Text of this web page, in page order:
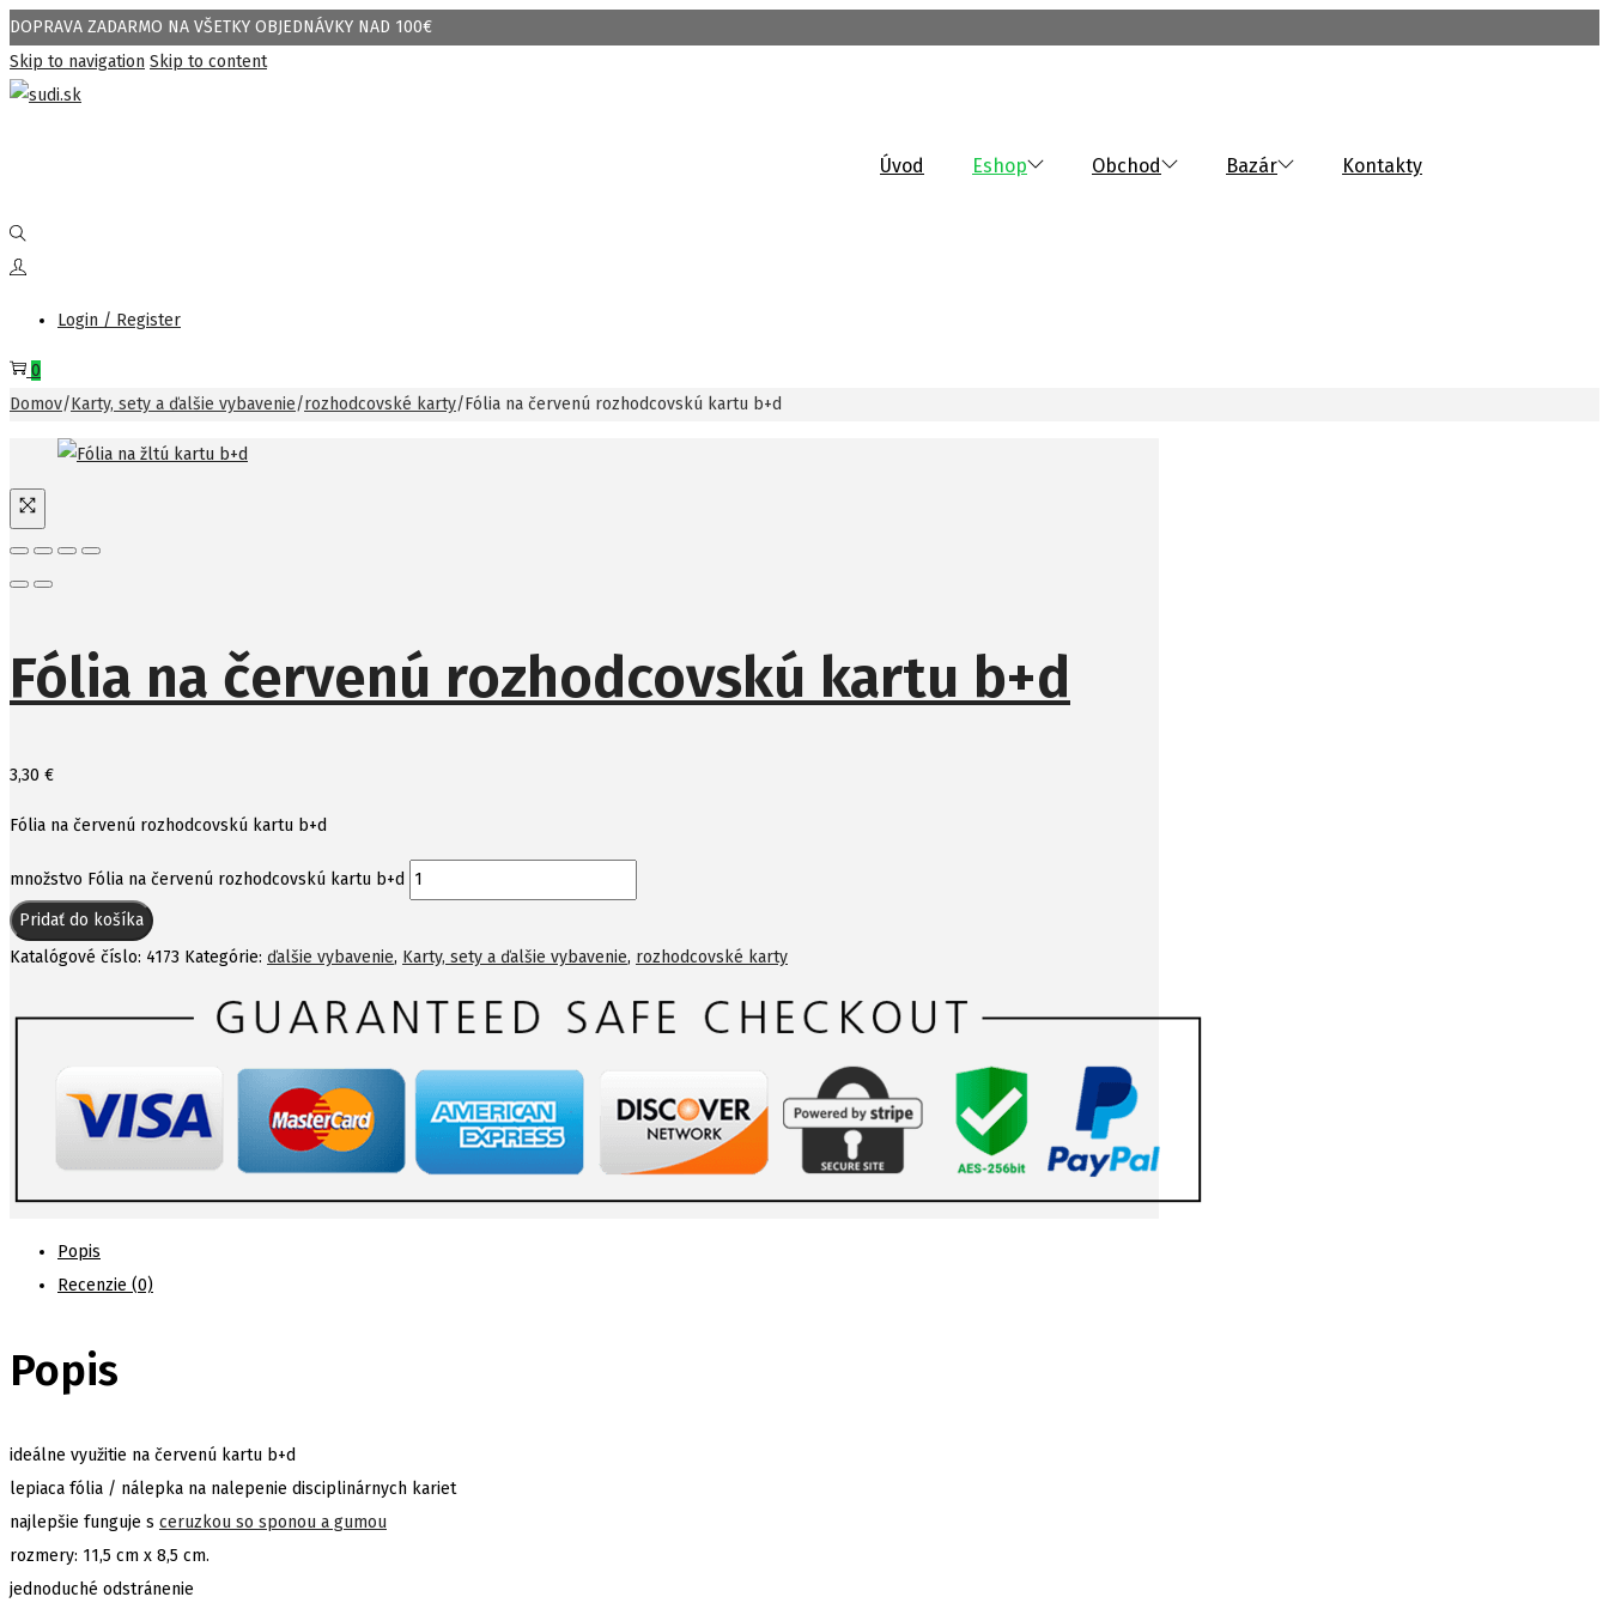
DOPRAVA ZADARMO NA VŠETKY OBJEDNÁVKY NAD 100€
Skip to navigation Skip to content
Úvod Eshop Obchod Bazár Kontakty
Login / Register
0
Domov/Karty, sety a ďalšie vybavenie/rozhodcovské karty/Fólia na červenú rozhodcovskú kartu b+d
Fólia na červenú rozhodcovskú kartu b+d
3,30 €
Fólia na červenú rozhodcovskú kartu b+d
množstvo Fólia na červenú rozhodcovskú kartu b+d
Pridať do košíka
Katalógové číslo: 4173 Kategórie: ďalšie vybavenie, Karty, sety a ďalšie vybavenie, rozhodcovské karty
Popis
Recenzie (0)
Popis
ideálne využitie na červenú kartu b+d
lepiaca fólia / nálepka na nalepenie disciplinárnych kariet
najlepšie funguje s ceruzkou so sponou a gumou
rozmery: 11,5 cm x 8,5 cm.
jednoduché odstránenie